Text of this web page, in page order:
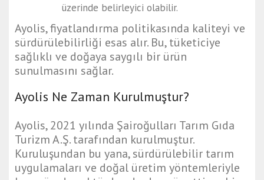
üzerinde belirleyici olabilir.
Ayolis, fiyatlandırma politikasında kaliteyi ve
sürdürülebilirliği esas alır. Bu, tüketiciye
sağlıklı ve doğaya saygılı bir ürün
sunulmasını sağlar.
Ayolis Ne Zaman Kurulmuştur?
Ayolis, 2021 yılında Şairoğulları Tarım Gıda
Turizm A.Ş. tarafından kurulmuştur.
Kuruluşundan bu yana, sürdürülebilir tarım
uygulamaları ve doğal üretim yöntemleriyle